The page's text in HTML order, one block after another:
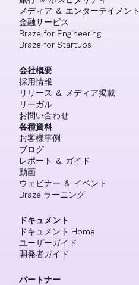
メディア ＆ エンターテイメント
金融サービス
Braze for Engineering
Braze for Startups
会社概要
採用情報
リリース ＆ メディア掲載
リーガル
お問い合わせ
各種資料
お客様事例
ブログ
レポート ＆ ガイド
動画
ウェビナー ＆ イベント
Braze ラーニング
ドキュメント
ドキュメント Home
ユーザーガイド
開発者ガイド
パートナー